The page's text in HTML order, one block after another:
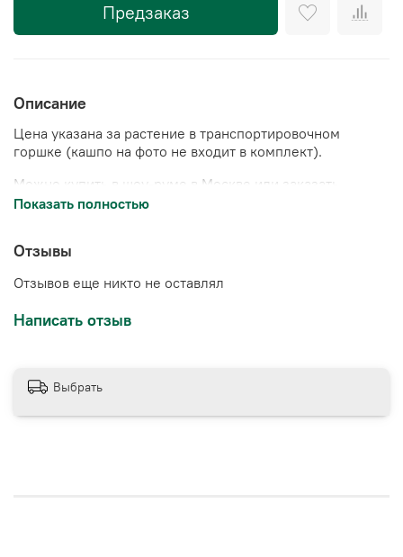
Предзаказ
Описание
Цена указана за растение в транспортировочном
горшке (кашпо на фото не входит в комплект).
Можно купить в шоу-руме в Москве или заказать
доставку.
Показать полностью
Отзывы
Отзывов еще никто не оставлял
Написать отзыв
Выбрать